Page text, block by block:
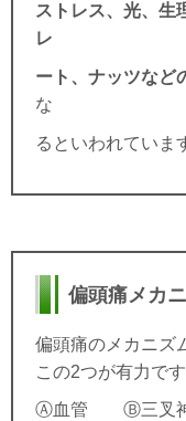
ストレス、光、生
レ
ート、ナッツなど
な
るといわれていま
偏頭痛メカ
偏頭痛のメカニズ
この2つが有力です
Ⓐ血管 Ⓑ三叉